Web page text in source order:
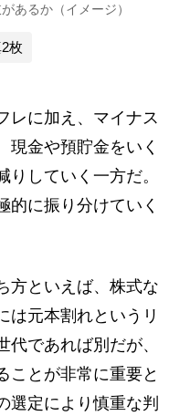
あるか（イメージ）
枚
に加え、マイナス
現金や預貯金をいく
りしていく一方だ。
的に振り分けていく
方といえば、株式な
は元本割れというリ
代であれば別だが、
ことが非常に重要と
選定により慎重な判